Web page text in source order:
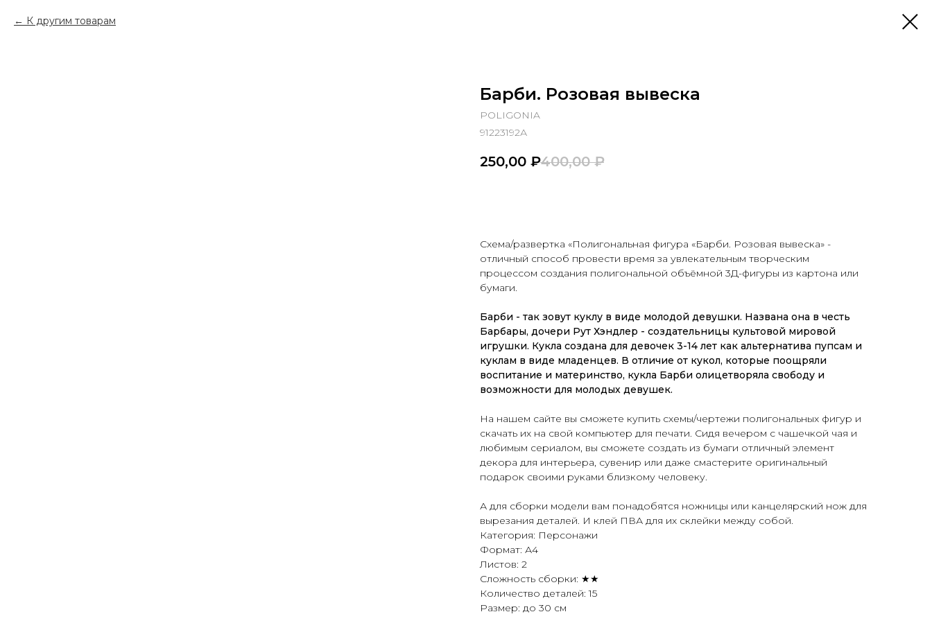
К другим товарам
Барби. Розовая вывеска
POLIGONIA
91223192А
250,00 ₽400,00 ₽
Схема/развертка «Полигональная фигура «Барби. Розовая вывеска» -
отличный способ провести время за увлекательным творческим
процессом создания полигональной объёмной 3Д-фигуры из картона или
бумаги.
Барби - так зовут куклу в виде молодой девушки. Названа она в честь
Барбары, дочери Рут Хэндлер - создательницы культовой мировой
игрушки. Кукла создана для девочек 3-14 лет как альтернатива пупсам и
куклам в виде младенцев. В отличие от кукол, которые поощряли
воспитание и материнство, кукла Барби олицетворяла свободу и
возможности для молодых девушек.
На нашем сайте вы сможете купить схемы/чертежи полигональных фигур и
скачать их на свой компьютер для печати. Сидя вечером с чашечкой чая и
любимым сериалом, вы сможете создать из бумаги отличный элемент
декора для интерьера, сувенир или даже смастерите оригинальный
подарок своими руками близкому человеку.
А для сборки модели вам понадобятся ножницы или канцелярский нож для
вырезания деталей. И клей ПВА для их склейки между собой.
Категория: Персонажи
Формат: А4
Листов: 2
Сложность сборки: ★★
Количество деталей: 15
Размер: до 30 см